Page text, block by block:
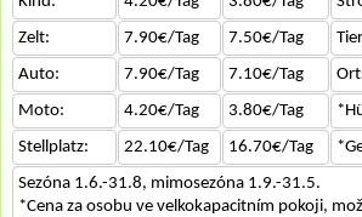
Zelt:
7.90€/Tag 7.50€/Tag
Auto:
7.90€/Tag 7.10€/Tag
Moto:
4.20€/Tag 3.80€/Tag
Stellplatz:
22.10€/Tag 16.70€/Tag
Sezóna 1.6.-31.8, mimosezóna 1.9.-31.5.
*Cena za osobu ve velkokapacitním pokoji,